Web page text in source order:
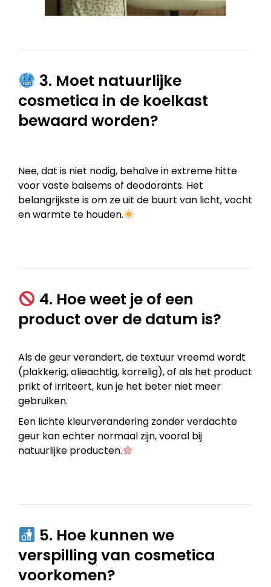
3. Moet natuurlijke
cosmetica in de koelkast
bewaard worden?
Nee, dat is niet nodig, behalve in extreme hitte
voor vaste balsems of deodorants. Het
belangrijkste is om ze uit de buurt van licht, vocht
en warmte te houden.
4. Hoe weet je of een
product over de datum is?
Als de geur verandert, de textuur vreemd wordt
(plakkerig, olieachtig, korrelig), of als het product
prikt of irriteert, kun je het beter niet meer
gebruiken.
Een lichte kleurverandering zonder verdachte
geur kan echter normaal zijn, vooral bij
natuurlijke producten.
5. Hoe kunnen we
verspilling van cosmetica
voorkomen?